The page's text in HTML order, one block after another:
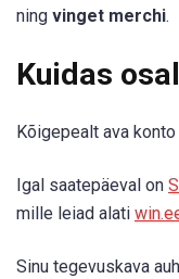
ning vinget merchi.
Kuidas
Kõigepealt ava
Igal saatepäeval on
mille leiad alati
Sinu tegevuskava